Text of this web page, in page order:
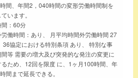
間、年間2，040時間の変形労働時間制を
います。
：60分
働時間：あり、 月平均時間外労働時間 27
36協定における特別条項 あり、 特別な事
等 需要の増大及び突発的な発注の変更に
ため、12回を限度 に、1ヶ月100時間、年
間まで延長できる。